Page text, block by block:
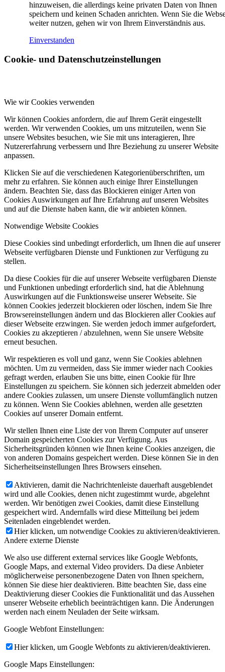
hinzuweisen, die allerdings keine privaten Daten von Ihnen
speichern und keinen Schaden anrichten. Wenn Sie die
weiter nutzen, gehen wir von Ihrem Einverständnis aus.
Einverstanden
Cookie- und Datenschutzeinstellungen
Wie wir Cookies verwenden
Wir können Cookies anfordern, die auf Ihrem Gerät eingestellt
werden. Wir verwenden Cookies, um uns mitzuteilen, wenn Sie
unsere Websites besuchen, wie Sie mit uns interagieren, Ihre
Nutzererfahrung verbessern und Ihre Beziehung zu unserer Website
anpassen.
Klicken Sie auf die verschiedenen Kategorienüberschriften, um
mehr zu erfahren. Sie können auch einige Ihrer Einstellungen
ändern. Beachten Sie, dass das Blockieren einiger Arten von
Cookies Auswirkungen auf Ihre Erfahrung auf unseren Websites
und auf die Dienste haben kann, die wir anbieten können.
Notwendige Website Cookies
Diese Cookies sind unbedingt erforderlich, um Ihnen die auf unserer
Webseite verfügbaren Dienste und Funktionen zur Verfügung zu
stellen.
Da diese Cookies für die auf unserer Webseite verfügbaren Dienste
und Funktionen unbedingt erforderlich sind, hat die Ablehnung
Auswirkungen auf die Funktionsweise unserer Webseite. Sie
können Cookies jederzeit blockieren oder löschen, indem Sie Ihre
Browsereinstellungen ändern und das Blockieren aller Cookies auf
dieser Webseite erzwingen. Sie werden jedoch immer aufgefordert,
Cookies zu akzeptieren / abzulehnen, wenn Sie unsere Website
erneut besuchen.
Wir respektieren es voll und ganz, wenn Sie Cookies ablehnen
möchten. Um zu vermeiden, dass Sie immer wieder nach Cookies
gefragt werden, erlauben Sie uns bitte, einen Cookie für Ihre
Einstellungen zu speichern. Sie können sich jederzeit abmelden oder
andere Cookies zulassen, um unsere Dienste vollumfänglich nutzen
zu können. Wenn Sie Cookies ablehnen, werden alle gesetzten
Cookies auf unserer Domain entfernt.
Wir stellen Ihnen eine Liste der von Ihrem Computer auf unserer
Domain gespeicherten Cookies zur Verfügung. Aus
Sicherheitsgründen können wie Ihnen keine Cookies anzeigen, die
von anderen Domains gespeichert werden. Diese können Sie in den
Sicherheitseinstellungen Ihres Browsers einsehen.
Aktivieren, damit die Nachrichtenleiste dauerhaft ausgeblendet
wird und alle Cookies, denen nicht zugestimmt wurde, abgelehnt
werden. Wir benötigen zwei Cookies, damit diese Einstellung
gespeichert wird. Andernfalls wird diese Mitteilung bei jedem
Seitenladen eingeblendet werden.
Hier klicken, um notwendige Cookies zu aktivieren/deaktivieren.
Andere externe Dienste
We also use different external services like Google Webfonts,
Google Maps, and external Video providers. Da diese Anbieter
möglicherweise personenbezogene Daten von Ihnen speichern,
können Sie diese hier deaktivieren. Bitte beachten Sie, dass eine
Deaktivierung dieser Cookies die Funktionalität und das Aussehen
unserer Webseite erheblich beeinträchtigen kann. Die Änderungen
werden nach einem Neuladen der Seite wirksam.
Google Webfont Einstellungen:
Hier klicken, um Google Webfonts zu aktivieren/deaktivieren.
Google Maps Einstellungen: